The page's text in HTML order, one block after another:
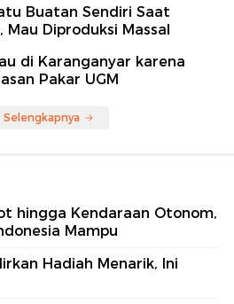
Buatan Sendiri Saat
Mau Diproduksi Massal
di Karanganyar karena
Pakar UGM
Selengkapnya
hingga Kendaraan Otonom,
Mampu
Hadiah Menarik, Ini